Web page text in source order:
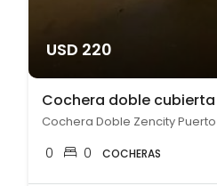
USD 220
0 0 COCHERAS